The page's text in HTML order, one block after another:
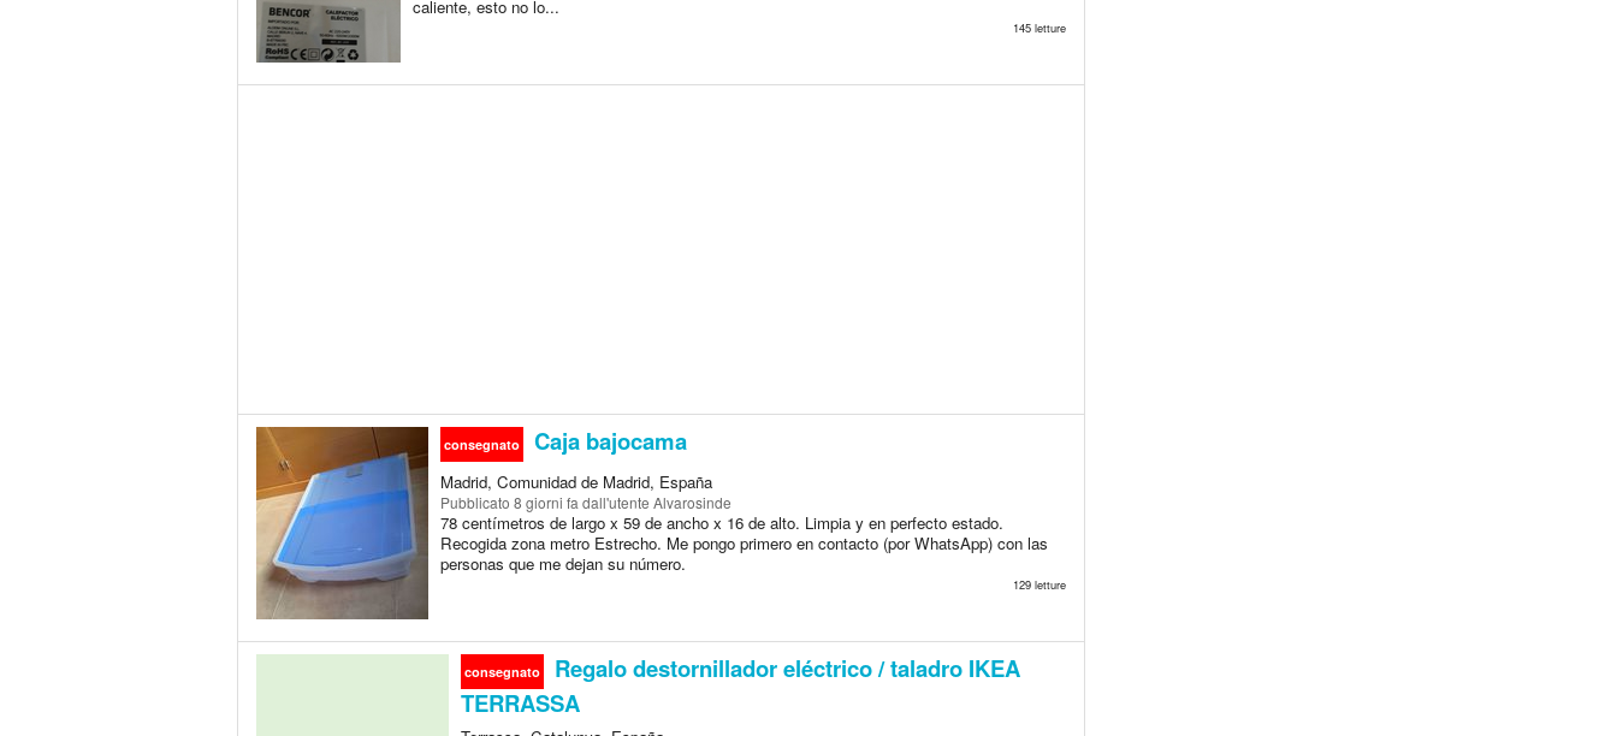
caliente, esto no lo...
145 letture
consegnato Caja bajocama
Madrid, Comunidad de Madrid, España
Pubblicato 8 giorni fa dall'utente Alvarosinde
78 centímetros de largo x 59 de ancho x 16 de alto. Limpia y en perfecto estado.
Recogida zona metro Estrecho. Me pongo primero en contacto (por WhatsApp) con las
personas que me dejan su número.
129 letture
consegnato
Regalo destornillador eléctrico / taladro IKEA
TERRASSA